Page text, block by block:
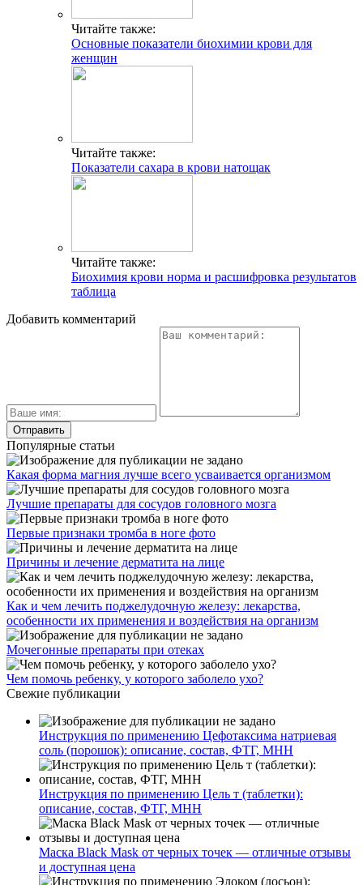
Читайте также:
Основные показатели биохимии крови для
женщин
Читайте также:
Показатели сахара в крови натощак
Читайте также:
Биохимия крови норма и расшифровка результатов
таблица
Добавить комментарий
Популярные статьи
Какая форма магния лучше всего усваивается организмом
Лучшие препараты для сосудов головного мозга
Первые признаки тромба в ноге фото
Причины и лечение дерматита на лице
Как и чем лечить поджелудочную железу: лекарства,
особенности их применения и воздействия на организм
Мочегонные препараты при отеках
Чем помочь ребенку, у которого заболело ухо?
Свежие публикации
Инструкция по применению Цефотаксима натриевая
соль (порошок): описание, состав, ФТГ, МНН
Инструкция по применению Цель т (таблетки):
описание, состав, ФТГ, МНН
Маска Black Mask от черных точек — отличные отзывы
и доступная цена